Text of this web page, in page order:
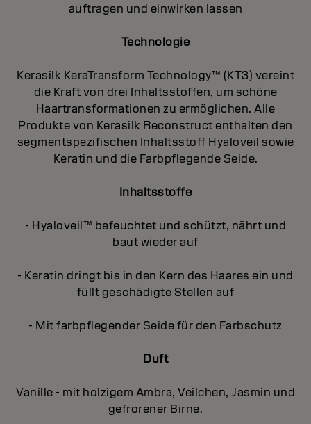
auftragen und einwirken lassen
Technologie
Kerasilk KeraTransform Technology™ (KT3) vereint
die Kraft von drei Inhaltsstoffen, um schöne
Haartransformationen zu ermöglichen. Alle
Produkte von Kerasilk Reconstruct enthalten den
segmentspezifischen Inhaltsstoff Hyaloveil sowie
Keratin und die Farbpflegende Seide.
Inhaltsstoffe
- Hyaloveil™ befeuchtet und schützt, nährt und
baut wieder auf
- Keratin dringt bis in den Kern des Haares ein und
füllt geschädigte Stellen auf
- Mit farbpflegender Seide für den Farbschutz
Duft
Vanille - mit holzigem Ambra, Veilchen, Jasmin und
gefrorener Birne.